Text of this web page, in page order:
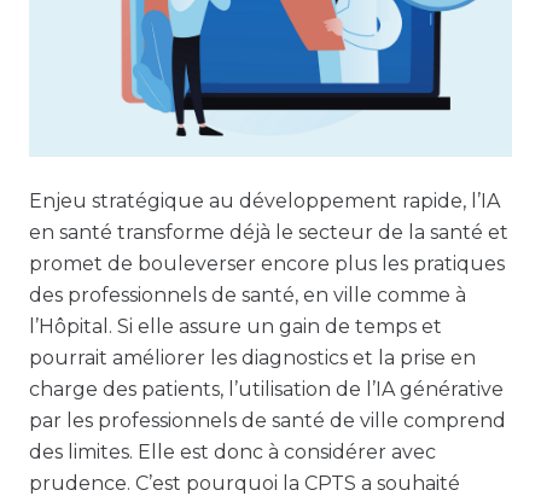
Enjeu stratégique au développement rapide, l’IA
en santé transforme déjà le secteur de la santé et
promet de bouleverser encore plus les pratiques
des professionnels de santé, en ville comme à
l’Hôpital. Si elle assure un gain de temps et
pourrait améliorer les diagnostics et la prise en
charge des patients, l’utilisation de l’IA générative
par les professionnels de santé de ville comprend
des limites. Elle est donc à considérer avec
prudence. C’est pourquoi la CPTS a souhaité